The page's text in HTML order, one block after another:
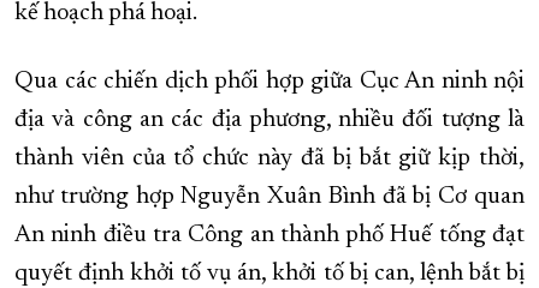
kế hoạch phá hoại.
Qua các chiến dịch phối hợp giữa Cục An ninh nội
địa và công an các địa phương, nhiều đối tượng là
thành viên của tổ chức này đã bị bắt giữ kịp thời,
như trường hợp Nguyễn Xuân Bình đã bị Cơ quan
An ninh điều tra Công an thành phố Huế tống đạt
quyết định khởi tố vụ án, khởi tố bị can, lệnh bắt bị